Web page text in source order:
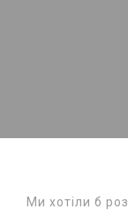
Ми хотіли б